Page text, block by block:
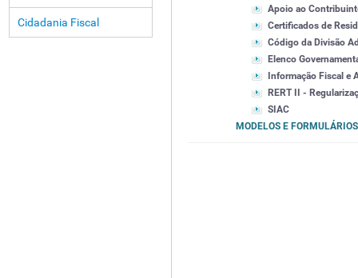
Cidadania Fiscal
Apoio ao
Certificados de
Código da Divisão
Elenco
Informação Fiscal e
RERT II -
SIAC
MODELOS E FORMULÁRIOS